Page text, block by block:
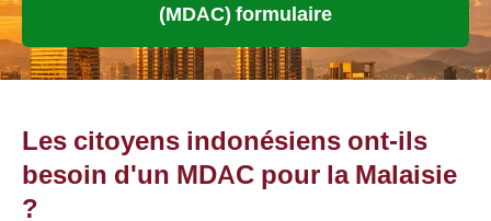
(MDAC) formulaire
Les citoyens indonésiens ont-ils
besoin d'un MDAC pour la Malaisie
?